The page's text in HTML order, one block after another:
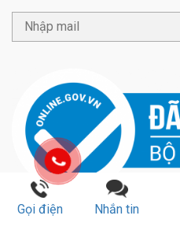
Gọi điện Nhắn tin